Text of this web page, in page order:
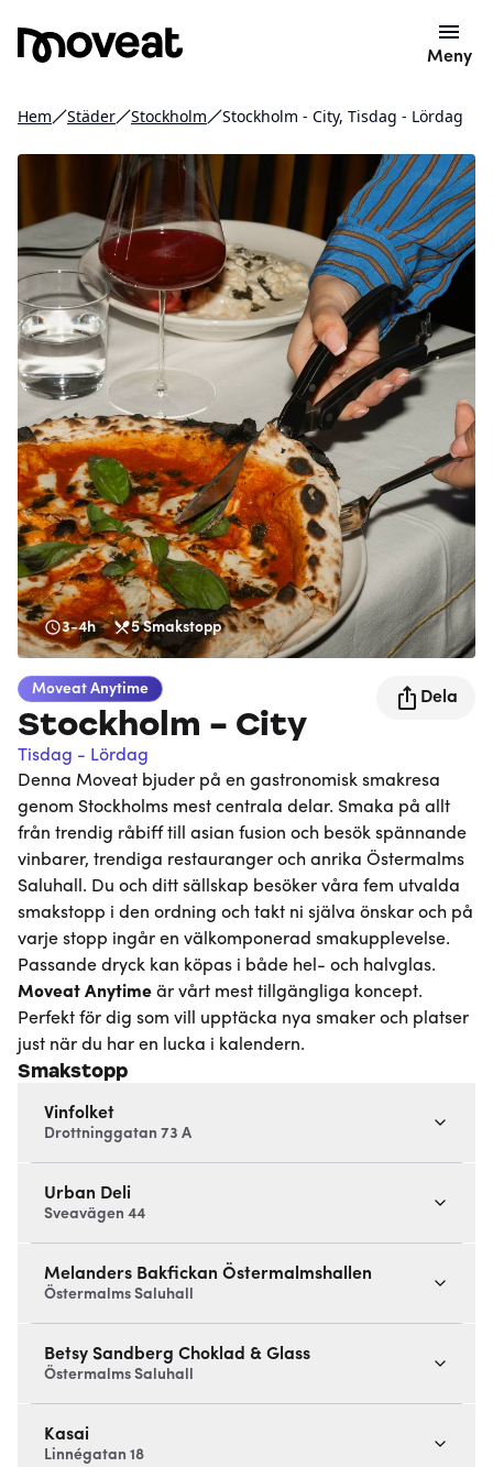
Meny
Hem Städer Stockholm Stockholm - City, Tisdag - Lördag
3-4h 5 Smakstopp
Moveat Anytime
Stockholm - City
Tisdag - Lördag
Dela
Denna Moveat bjuder på en gastronomisk smakresa
genom Stockholms mest centrala delar. Smaka på allt
från trendig råbiff till asian fusion och besök spännande
vinbarer, trendiga restauranger och anrika Östermalms
Saluhall. Du och ditt sällskap besöker våra fem utvalda
smakstopp i den ordning och takt ni själva önskar och på
varje stopp ingår en välkomponerad smakupplevelse.
Passande dryck kan köpas i både hel- och halvglas.
Moveat Anytime är vårt mest tillgängliga koncept.
Perfekt för dig som vill upptäcka nya smaker och platser
just när du har en lucka i kalendern.
Smakstopp
Vinfolket
Drottninggatan 73 A
Urban Deli
Sveavägen 44
Melanders Bakfickan Östermalmshallen
Östermalms Saluhall
Betsy Sandberg Choklad & Glass
Östermalms Saluhall
Kasai
Linnégatan 18